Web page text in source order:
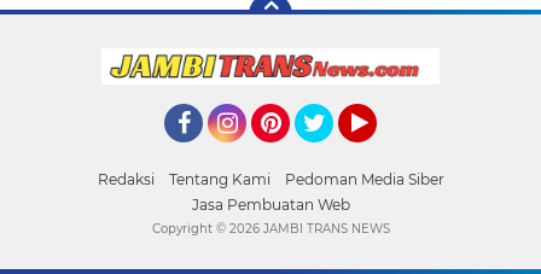
Redaksi Tentang Kami
Pedoman Media Siber
Jasa Pembuatan Web
Copyright © 2026 JAMBI TRANS NEWS